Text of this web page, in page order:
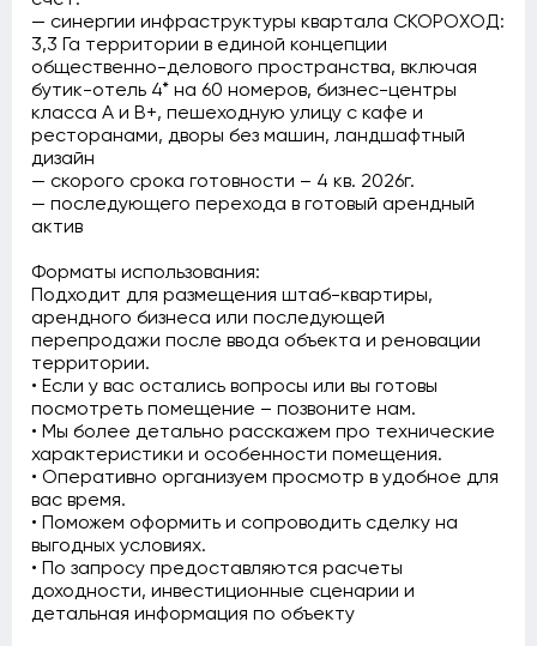
— синергии инфраструктуры квартала СКОРОХОД:
3,3 Га территории в единой концепции
общественно-делового пространства, включая
бутик-отель 4* на 60 номеров, бизнес-центры
класса А и В+, пешеходную улицу с кафе и
ресторанами, дворы без машин, ландшафтный
дизайн
— скорого срока готовности – 4 кв. 2026г.
— последующего перехода в готовый арендный
актив
Форматы использования:
Подходит для размещения штаб-квартиры,
арендного бизнеса или последующей
перепродажи после ввода объекта и реновации
территории.
• Если у вас остались вопросы или вы готовы
посмотреть помещение – позвоните нам.
• Мы более детально расскажем про технические
характеристики и особенности помещения.
• Оперативно организуем просмотр в удобное для
вас время.
• Поможем оформить и сопроводить сделку на
выгодных условиях.
• По запросу предоставляются расчеты
доходности, инвестиционные сценарии и
детальная информация по объекту